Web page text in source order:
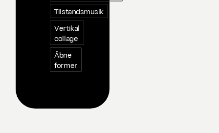
Tilstandsmusik
Vertikal
collage
Åbne
former